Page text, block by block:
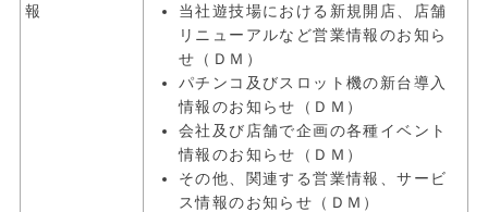
報
当社遊技場における新規開店、店舗
リニューアルなど営業情報のお知ら
せ（ＤＭ）
パチンコ及びスロット機の新台導入
情報のお知らせ（ＤＭ）
会社及び店舗で企画の各種イベント
情報のお知らせ（ＤＭ）
その他、関連する営業情報、サービ
ス情報のお知らせ（ＤＭ）